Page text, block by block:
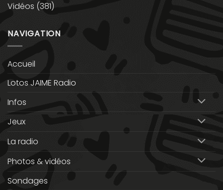
Vidéos (381)
NAVIGATION
Accueil
Lotos JAIME Radio
Infos
Jeux
La radio
Photos & vidéos
Sondages